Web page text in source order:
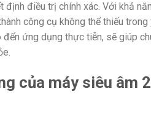
điều trị chính xác. Với khả
công cụ không thể thiếu
ứng dụng thực tiễn, sẽ giúp
của máy siêu âm